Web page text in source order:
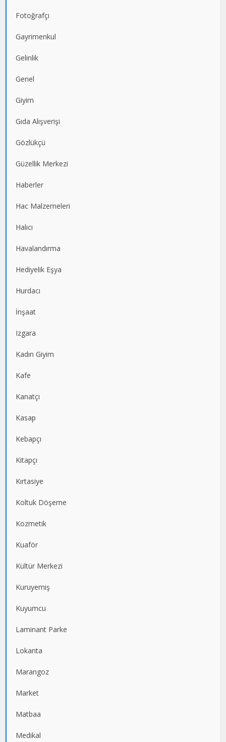
Fotoğrafçı
Gayrimenkul
Gelinlik
Genel
Giyim
Gıda Alışverişi
Gözlükçü
Güzellik Merkezi
Haberler
Hac Malzemeleri
Halıcı
Havalandırma
Hediyelik Eşya
Hurdacı
İnşaat
Izgara
Kadın Giyim
Kafe
Kanatçı
Kasap
Kebapçı
Kitapçı
Kırtasiye
Koltuk Döşeme
Kozmetik
Kuaför
Kültür Merkezi
Kuruyemiş
Kuyumcu
Laminant Parke
Lokanta
Marangoz
Market
Matbaa
Medikal